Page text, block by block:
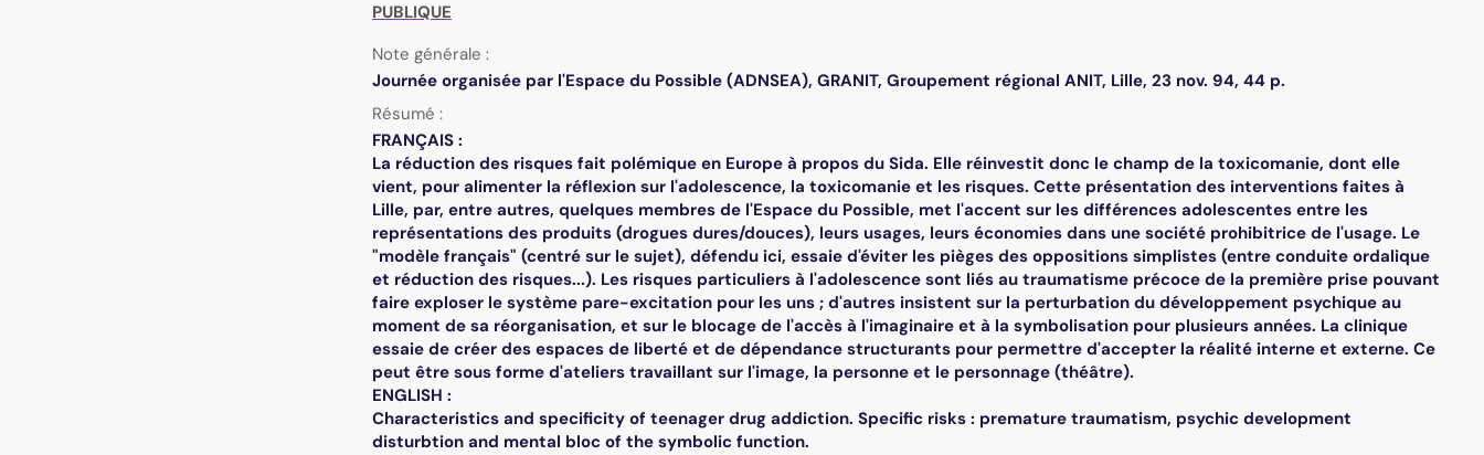
PUBLIQUE
Note générale :
Journée organisée par l'Espace du Possible (ADNSEA), GRANIT, Groupement régional ANIT, Lille, 23 nov. 94, 44 p.
Résumé :
FRANÇAIS :
La réduction des risques fait polémique en Europe à propos du Sida. Elle réinvestit donc le champ de la toxicomanie, dont elle
vient, pour alimenter la réflexion sur l'adolescence, la toxicomanie et les risques. Cette présentation des interventions faites à
Lille, par, entre autres, quelques membres de l'Espace du Possible, met l'accent sur les différences adolescentes entre les
représentations des produits (drogues dures/douces), leurs usages, leurs économies dans une société prohibitrice de l'usage. Le
"modèle français" (centré sur le sujet), défendu ici, essaie d'éviter les pièges des oppositions simplistes (entre conduite ordalique
et réduction des risques...). Les risques particuliers à l'adolescence sont liés au traumatisme précoce de la première prise pouvant
faire exploser le système pare-excitation pour les uns ; d'autres insistent sur la perturbation du développement psychique au
moment de sa réorganisation, et sur le blocage de l'accès à l'imaginaire et à la symbolisation pour plusieurs années. La clinique
essaie de créer des espaces de liberté et de dépendance structurants pour permettre d'accepter la réalité interne et externe. Ce
peut être sous forme d'ateliers travaillant sur l'image, la personne et le personnage (théâtre).
ENGLISH :
Characteristics and specificity of teenager drug addiction. Specific risks : premature traumatism, psychic development
disturbtion and mental bloc of the symbolic function.